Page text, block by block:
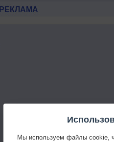
РЕКЛАМА
Мы используем файлы cookie,